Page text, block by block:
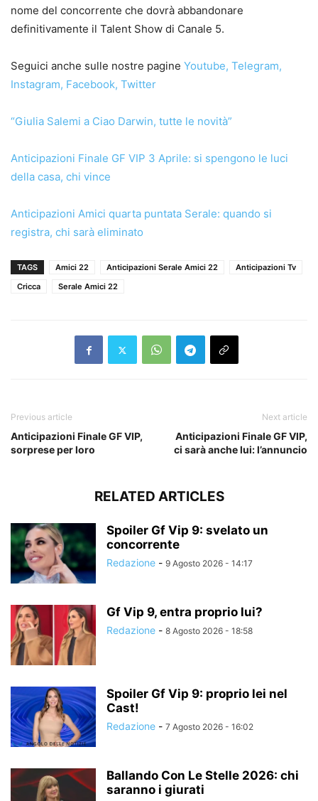
nome del concorrente che dovrà abbandonare
definitivamente il Talent Show di Canale 5.
Seguici anche sulle nostre pagine Youtube, Telegram,
Instagram, Facebook, Twitter
“Giulia Salemi a Ciao Darwin, tutte le novità”
Anticipazioni Finale GF VIP 3 Aprile: si spengono le luci
della casa, chi vince
Anticipazioni Amici quarta puntata Serale: quando si
registra, chi sarà eliminato
TAGS Amici 22 Anticipazioni Serale Amici 22
Anticipazioni Tv
Cricca
Serale Amici 22
Previous article
Anticipazioni Finale GF VIP,
sorprese per loro
Next article
Anticipazioni Finale GF VIP,
ci sarà anche lui: l’annuncio
RELATED ARTICLES
Spoiler Gf Vip 9: svelato un
concorrente
Redazione - 9 Agosto 2026 - 14:17
Gf Vip 9, entra proprio lui?
Redazione - 8 Agosto 2026 - 18:58
Spoiler Gf Vip 9: proprio lei nel
Cast!
Redazione - 7 Agosto 2026 - 16:02
Ballando Con Le Stelle 2026: chi
saranno i giurati